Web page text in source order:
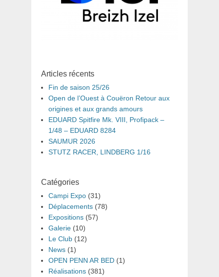
Articles récents
Fin de saison 25/26
Open de l’Ouest à Couëron Retour aux
origines et aux grands amours
EDUARD Spitfire Mk. VIII, Profipack –
1/48 – EDUARD 8284
SAUMUR 2026
STUTZ RACER, LINDBERG 1/16
Catégories
Campi Expo (31)
Déplacements (78)
Expositions (57)
Galerie (10)
Le Club (12)
News (1)
OPEN PENN AR BED (1)
Réalisations (381)